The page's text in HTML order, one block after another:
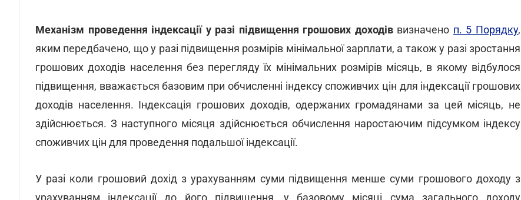
Механізм проведення індексації у разі підвищення грошових доходіввизначено п. 5 Порядку,
яким передбачено, що у разі підвищення розмірів мінімальної зарплати, а також у разі зростання
грошових доходів населення без перегляду їх мінімальних розмірів місяць, в якому відбулося
підвищення, вважається базовим при обчисленні індексу споживчих цін для індексації грошових
доходів населення. Індексація грошових доходів, одержаних громадянами за цей місяць, не
здійснюється. З наступного місяця здійснюється обчислення наростаючим підсумком індексу
споживчих цін для проведення подальшої індексації.
У разі коли грошовий дохід з урахуванням суми підвищення менше суми грошового доходу з
урахуванням індексації до його підвищення, у базовому місяці сума загального доходу